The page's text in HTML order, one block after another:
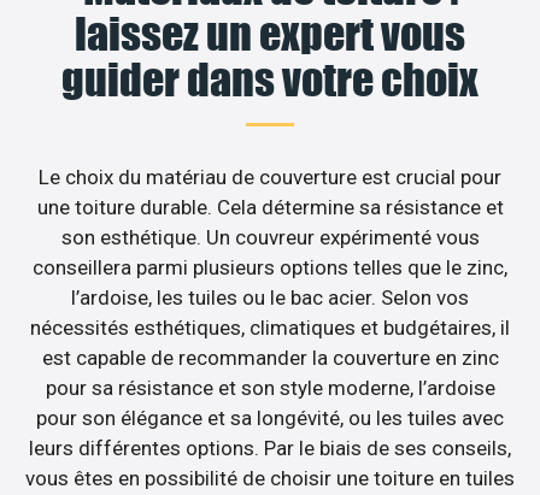
laissez un expert vous
guider dans votre choix
Le choix du matériau de couverture est crucial pour
une toiture durable. Cela détermine sa résistance et
son esthétique. Un couvreur expérimenté vous
conseillera parmi plusieurs options telles que le zinc,
l’ardoise, les tuiles ou le bac acier. Selon vos
nécessités esthétiques, climatiques et budgétaires, il
est capable de recommander la couverture en zinc
pour sa résistance et son style moderne, l’ardoise
pour son élégance et sa longévité, ou les tuiles avec
leurs différentes options. Par le biais de ses conseils,
vous êtes en possibilité de choisir une toiture en tuiles